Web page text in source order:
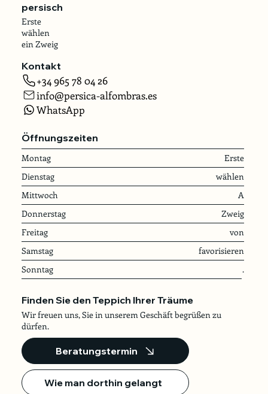
persisch
Erste
wählen
ein Zweig
Kontakt
+34 965 78 04 26
info@persica-alfombras.es
WhatsApp
Öffnungszeiten
Montag
Erste
Dienstag
wählen
Mittwoch
A
Donnerstag
Zweig
Freitag
von
Samstag
favorisieren
Sonntag
.
Finden Sie den Teppich Ihrer Träume
Wir freuen uns, Sie in unserem Geschäft begrüßen zu
dürfen.
Beratungstermin
Wie man dorthin gelangt